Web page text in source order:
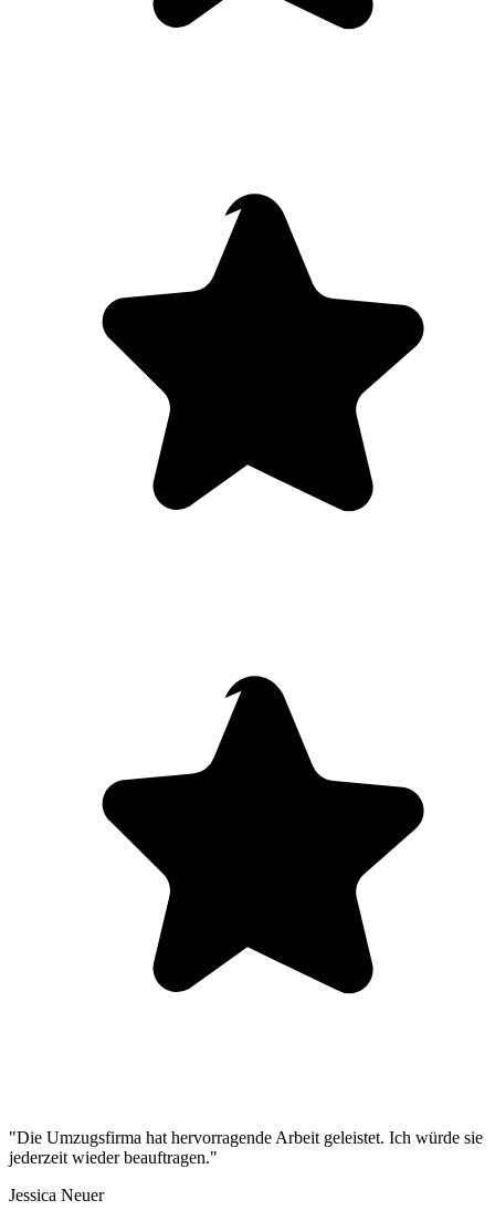
"Die Umzugsfirma hat hervorragende Arbeit geleistet. Ich würde sie
jederzeit wieder beauftragen."
Jessica Neuer